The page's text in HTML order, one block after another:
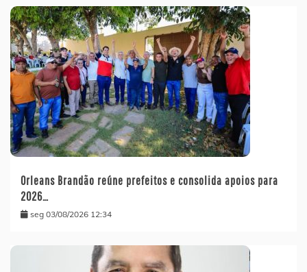
Orleans Brandão reúne prefeitos e consolida apoios para
2026…
seg 03/08/2026 12:34